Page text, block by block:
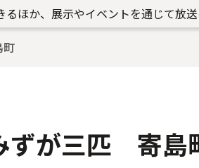
ほか、展示やイベントを通じて放送
ずが三匹 寄島